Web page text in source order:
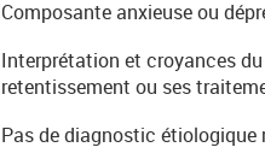
Composante anxieuse ou
Interprétation et croyances
retentissement ou ses
Pas de diagnostic étiologique